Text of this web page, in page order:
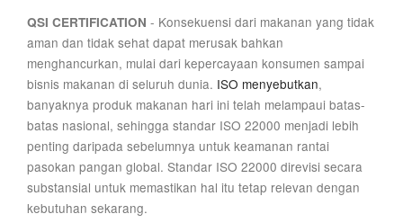
QSI CERTIFICATION - Konsekuensi dari makanan yang tidak
aman dan tidak sehat dapat merusak bahkan
menghancurkan, mulai dari kepercayaan konsumen sampai
bisnis makanan di seluruh dunia. ISO menyebutkan,
banyaknya produk makanan hari ini telah melampaui batas-
batas nasional, sehingga standar ISO 22000 menjadi lebih
penting daripada sebelumnya untuk keamanan rantai
pasokan pangan global. Standar ISO 22000 direvisi secara
substansial untuk memastikan hal itu tetap relevan dengan
kebutuhan sekarang.